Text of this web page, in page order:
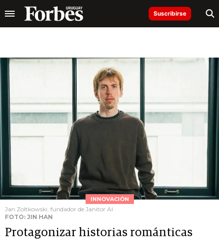
Suscribirse
INNOVACIÓN
Jan Zoltkowski, fundador de Janitor AI
FOTO: JIN HAN
Protagonizar historias románticas